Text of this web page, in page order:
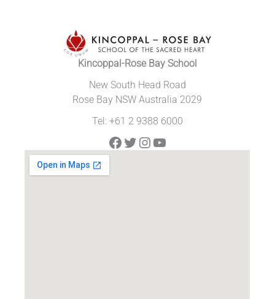
Kincoppal-Rose Bay School
New South Head Road
Rose Bay NSW Australia 2029
Tel: +61 2 9388 6000
Facebook
Twitter
Instagram
YouTube